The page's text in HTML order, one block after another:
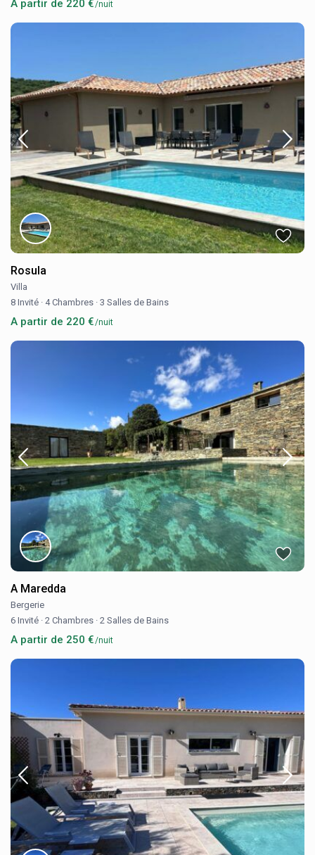
A partir de 220 €/nuit
Rosula
Villa
8 Invité · 4 Chambres · 3 Salles de Bains
A partir de 220 €/nuit
A Maredda
Bergerie
6 Invité · 2 Chambres · 2 Salles de Bains
A partir de 250 €/nuit